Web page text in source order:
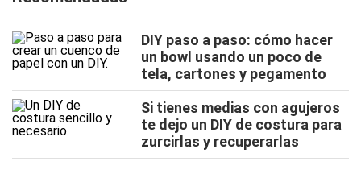
DIY paso a paso: cómo hacer
un bowl usando un poco de
tela, cartones y pegamento
Si tienes medias con agujeros
te dejo un DIY de costura para
zurcirlas y recuperarlas